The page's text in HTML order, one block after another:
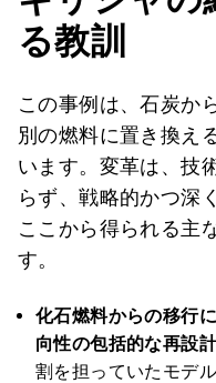
る教訓
この事例は、石炭か
別の燃料に置き換え
います。変革は、技
らず、戦略的かつ深
ここから得られる主
す。
化石燃料からの移行
向性の包括的な再設
割を担っていたモデ